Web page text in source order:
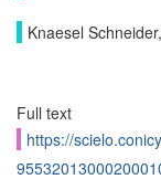
Knaesel
Full text
https://